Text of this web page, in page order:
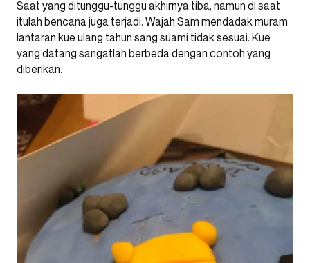
Saat yang ditunggu-tunggu akhirnya tiba, namun di saat
itulah bencana juga terjadi. Wajah Sam mendadak muram
lantaran kue ulang tahun sang suami tidak sesuai. Kue
yang datang sangatlah berbeda dengan contoh yang
diberikan.